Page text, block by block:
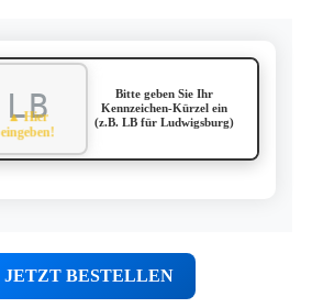
▲ Hier
eingeben!
Bitte geben Sie Ihr
Kennzeichen-Kürzel ein
(z.B. LB für Ludwigsburg)
JETZT BESTELLEN